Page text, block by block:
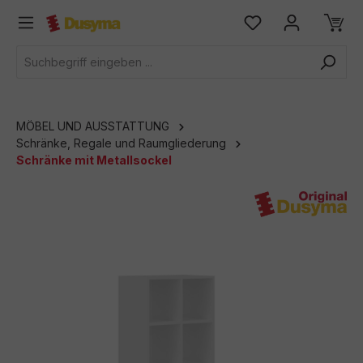
springen
MÖBEL UND AUSSTATTUNG
Schränke, Regale und Raumgliederung
Schränke mit Metallsockel